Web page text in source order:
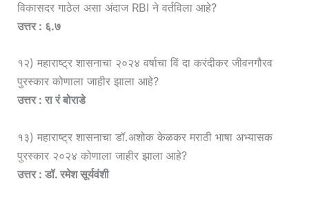
विकासदर गाठेल असा अंदाज RBI ने वर्तविला आहे?
उत्तर : ६.७
१२) महाराष्ट्र शासनाचा २०२४ वर्षाचा विं दा करंदीकर जीवनगौरव
पुरस्कार कोणाला जाहीर झाला आहे?
उत्तर : रा रं बोराडे
१३) महाराष्ट्र शासनाचा डॉ.अशोक केळकर मराठी भाषा अभ्यासक
पुरस्कार २०२४ कोणाला जाहीर झाला आहे?
उत्तर : डॉ. रमेश सूर्यवंशी